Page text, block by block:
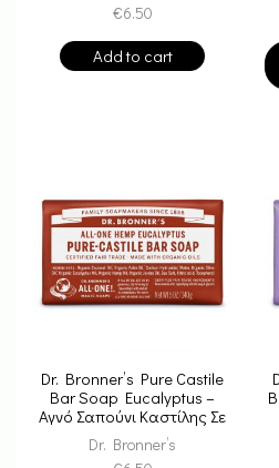
€6.50
Add to cart
Dr. Bronner’s Pure Castile
Bar Soap Eucalyptus –
Αγνό Σαπούνι Καστίλης Σε
Μπάρα
Dr. Bronner’s